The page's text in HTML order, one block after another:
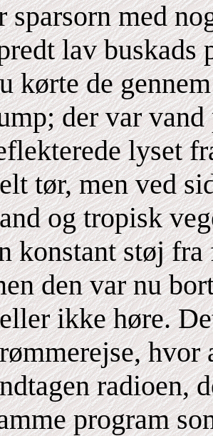
sparsorn med
lav buskads
kørte de
der var
lyset
tør, men ved
og tropisk
konstant støj
den var nu
ikke høre.
hvor
radioen,
program